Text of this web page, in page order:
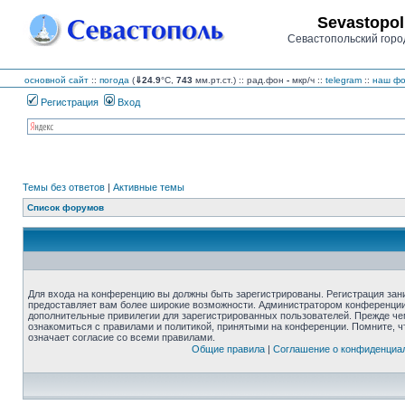
Севастопольский
основной сайт :: погода (⇓24.9°C, 743 мм.рт.ст.) :: рад.фон - мкр/ч :: telegram :: наш
Регистрация Вход
Темы без ответов | Активные темы
Список форумов
Для входа на конференцию вы должны быть зарегистрированы. Регистрация
предоставляет вам более широкие возможности. Администратором
дополнительные привилегии для зарегистрированных пользователей. Прежде
ознакомиться с правилами и политикой, принятыми на конференции. Помните,
означает согласие со всеми правилами.
Общие правила| Соглашение о